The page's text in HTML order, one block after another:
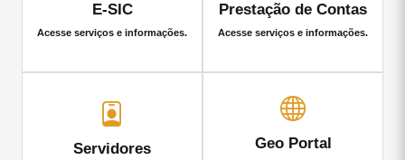
E-SIC
Acesse serviços e informações.
Prestação de Contas
Acesse serviços e informações.
Servidores Geo Portal